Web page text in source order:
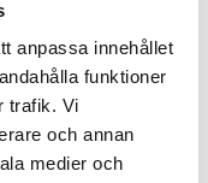
anpassa innehållet
funktioner
trafik. Vi
och annan
medier och